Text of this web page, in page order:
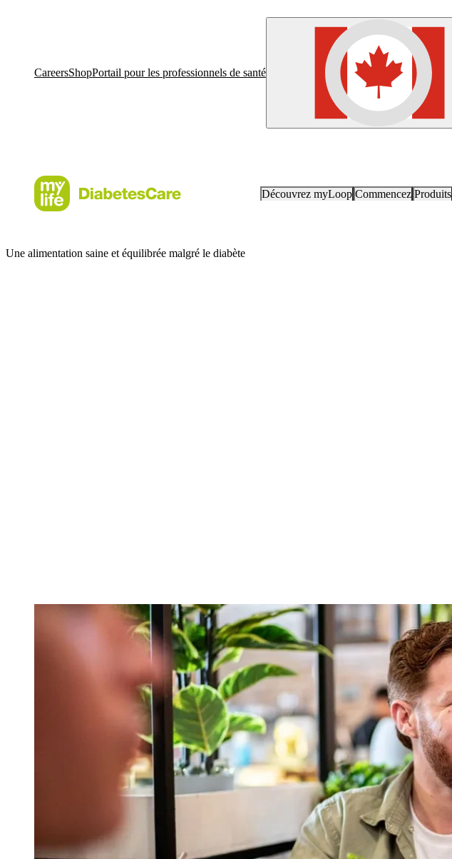
CareersShopPortail pour les professionnels de santé
Découvrez myLoop Commencez Produits
Une alimentation saine et équilibrée malgré le diabète